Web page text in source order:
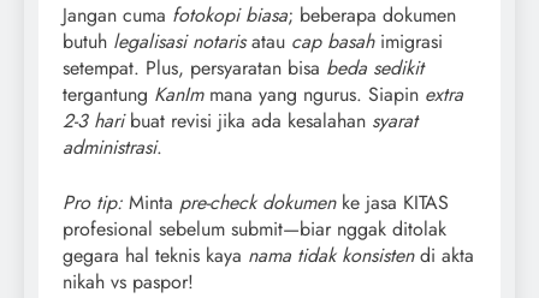
Jangan cuma fotokopi biasa; beberapa dokumen
butuh legalisasi notarisatau cap basahimigrasi
setempat. Plus, persyaratan bisa beda sedikit
tergantung KanImmana yang ngurus. Siapin extra
2-3 haribuat revisi jika ada kesalahan syarat
administrasi.
Pro tip: Minta pre-check dokumenke jasa KITAS
profesional sebelum submit—biar nggak ditolak
gegara hal teknis kaya nama tidak konsistendi akta
nikah vs paspor!